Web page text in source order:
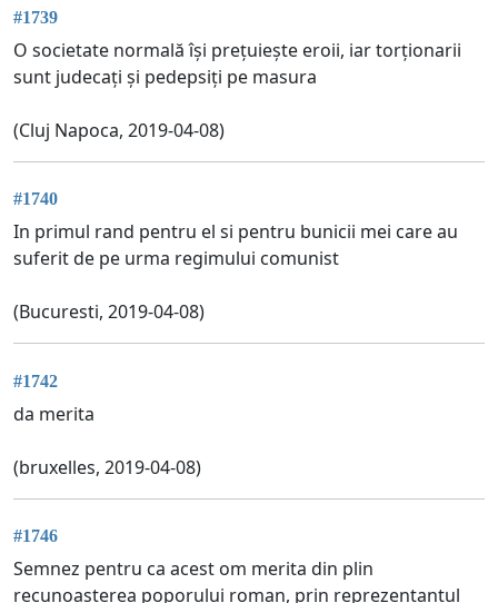
#1739
O societate normală își prețuiește eroii, iar torționarii
sunt judecați și pedepsiți pe masura
(Cluj Napoca, 2019-04-08)
#1740
In primul rand pentru el si pentru bunicii mei care au
suferit de pe urma regimului comunist
(Bucuresti, 2019-04-08)
#1742
da merita
(bruxelles, 2019-04-08)
#1746
Semnez pentru ca acest om merita din plin
recunoasterea poporului roman, prin reprezentantul